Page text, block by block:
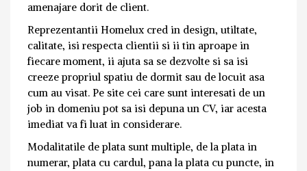
amenajare dorit de client.
Reprezentantii Homelux cred in design, utiltate,
calitate, isi respecta clientii si ii tin aproape in
fiecare moment, ii ajuta sa se dezvolte si sa isi
creeze propriul spatiu de dormit sau de locuit asa
cum au visat. Pe site cei care sunt interesati de un
job in domeniu pot sa isi depuna un CV, iar acesta
imediat va fi luat in considerare.
Modalitatile de plata sunt multiple, de la plata in
numerar, plata cu cardul, pana la plata cu puncte, in